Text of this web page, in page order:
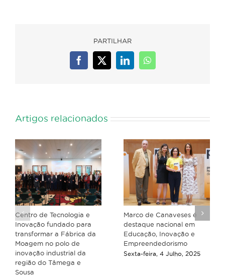
PARTILHAR
Facebook
X LinkedInWhatsApp
Artigos relacionados
Centro de Tecnologia e
Inovação fundado para
transformar a Fábrica da
Moagem no polo de
inovação industrial da
região do Tâmega e
Sousa
Marco de Canaveses é
destaque nacional em
Educação, Inovação e
Empreendedorismo
Sexta-feira, 4 Julho, 2025